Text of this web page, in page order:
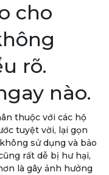
cho
rõ.
nào.
thuộc với các hộ
tuyệt vời, lại gọn
sử dụng và bảo
rất dễ bị hư hại,
là gây ảnh hưởng